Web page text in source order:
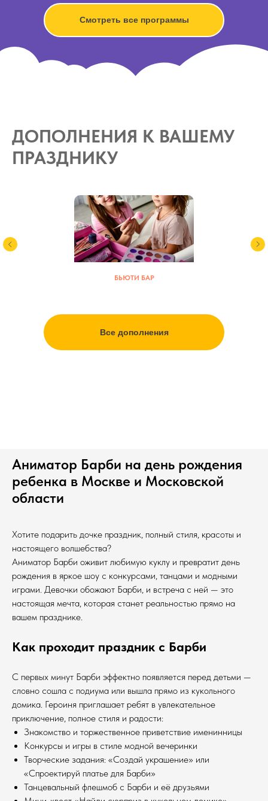
Смотреть все программы
ДОПОЛНЕНИЯ К ВАШЕМУ
ПРАЗДНИКУ
БЬЮТИ БАР
Все дополнения
Аниматор Барби на день рождения
ребенка в Москве и Московской
области
Хотите подарить дочке праздник, полный стиля, красоты и
настоящего волшебства?
Аниматор Барби оживит любимую куклу и превратит день
рождения в яркое шоу с конкурсами, танцами и модными
играми. Девочки обожают Барби, и встреча с ней — это
настоящая мечта, которая станет реальностью прямо на
вашем празднике.
Как проходит праздник с Барби
С первых минут Барби эффектно появляется перед детьми —
словно сошла с подиума или вышла прямо из кукольного
домика. Героиня приглашает ребят в увлекательное
приключение, полное стиля и радости:
Знакомство и торжественное приветствие именинницы
Конкурсы и игры в стиле модной вечеринки
Творческие задания: «Создай украшение» или
«Спроектируй платье для Барби»
Танцевальный флешмоб с Барби и её друзьями